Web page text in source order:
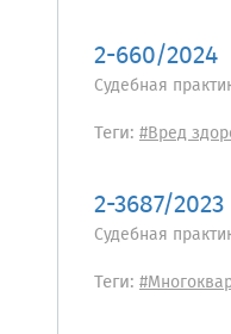
2-660/2024
Судебная
Теги: #Вред
2-3687/2023
Судебная
Теги: